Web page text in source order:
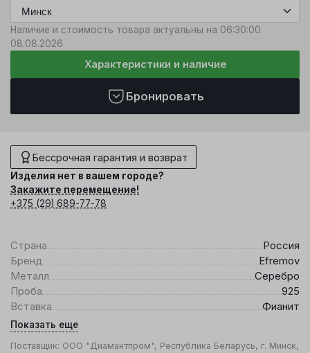
Наличие и стоимость товара актуальны на 06:30:00
08.08.2026
Характеристики и наличие
Бронировать
Бессрочная гарантия и возврат
Изделия нет в вашем городе?
Закажите перемещение!
+375 (29) 689-77-78
Страна
Россия
Бренд
Efremov
Металл
Серебро
Проба
925
Вставка
Фианит
Показать еще
Поставщик: ООО "Диамантпром", Республика Беларусь, г. Минск,